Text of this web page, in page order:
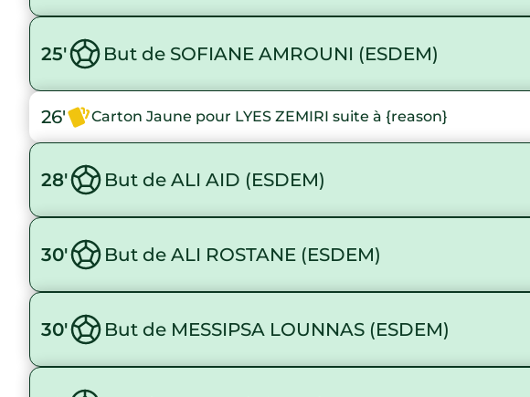
25' But de SOFIANE AMROUNI (ESDEM)
26' Carton Jaune pour LYES ZEMIRI suite à {reason}
28' But de ALI AID (ESDEM)
30' But de ALI ROSTANE (ESDEM)
30' But de MESSIPSA LOUNNAS (ESDEM)